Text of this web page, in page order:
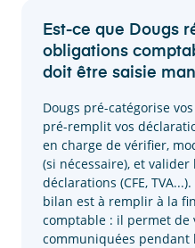
Est-ce que Dougs
obligations
doit être saisie
Dougs pré-catégorise
pré-remplit vos
en charge de vérifier,
(si nécessaire), et
déclarations (CFE,
bilan est à remplir à la
comptable : il permet
communiquées pendant